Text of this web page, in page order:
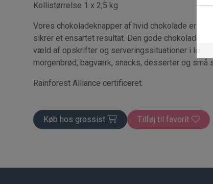
Kollistørrelse 1 x 2,5 kg
Vores chokoladeknapper af hvid chokolade er
sikrer et ensartet resultat. Den gode
væld af opskrifter og serveringssituationer i løbet
morgenbrød, bagværk, snacks, desserter og små
Rainforest Alliance certificeret.
Køb hos grossist Tilføj til favorit